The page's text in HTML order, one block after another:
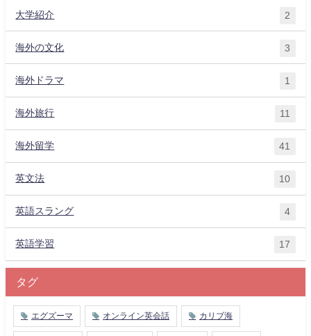
大学紹介 2
海外の文化 3
海外ドラマ 1
海外旅行 11
海外留学 41
英文法 10
英語スラング 4
英語学習 17
タグ
エグズーマ オンライン英会話 カリブ海